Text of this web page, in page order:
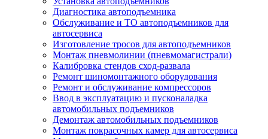
Диагностика автоподъемника
Обслуживание и ТО автоподъемников для
автосервиса
Изготовление тросов для автоподъемников
Монтаж пневмолинии (пневмомагистрали)
Калибровка стендов сход-развала
Ремонт шиномонтажного оборудования
Ремонт и обслуживание компрессоров
Ввод в эксплуатацию и пусконаладка
автомобильных подъемников
Демонтаж автомобильных подъемников
Монтаж покрасочных камер для автосервиса